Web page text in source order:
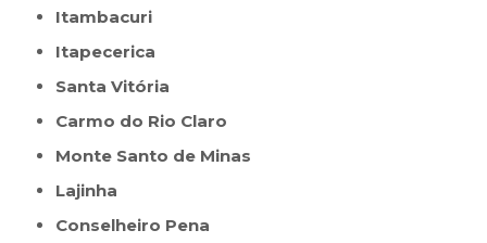
Itambacuri
Itapecerica
Santa Vitória
Carmo do Rio Claro
Monte Santo de Minas
Lajinha
Conselheiro Pena